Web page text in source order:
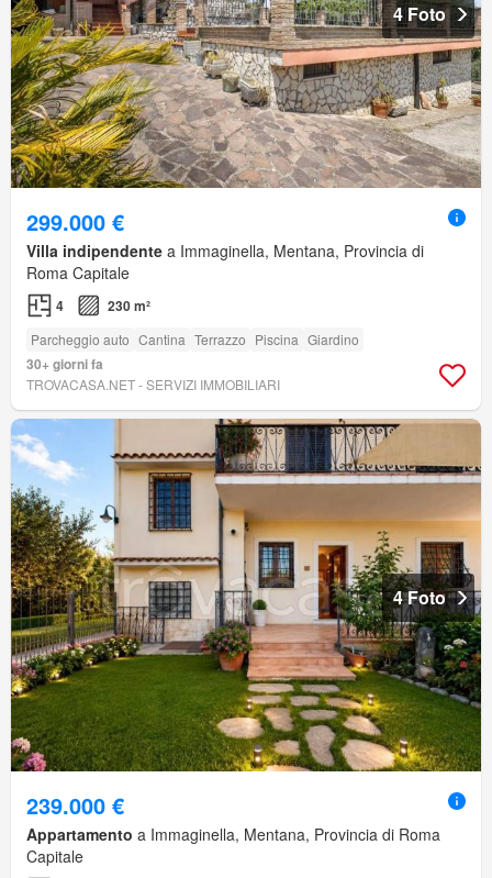
4 Foto
299.000 €
Villa indipendente a Immaginella, Mentana, Provincia di
Roma Capitale
4 230 m²
Parcheggio auto Cantina Terrazzo Piscina Giardino
30+ giorni fa
TROVACASA.NET - SERVIZI IMMOBILIARI
4 Foto
239.000 €
Appartamento a Immaginella, Mentana, Provincia di Roma
Capitale